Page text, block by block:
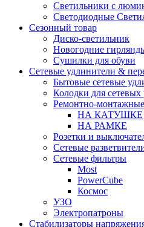
Светильники с
Светодиодные
Сезонный товар
Диско-светильник
Новогодние
Сушилки для обуви
Сетевые удлинители &
Бытовые сетевые
Колодки для сетевых
Ремонтно-монтажные
НА КАТУШКЕ
НА РАМКЕ
Розетки и
Сетевые
Сетевые фильтры
Most
PowerCube
Космос
УЗО
Электропатроны
Стабилизаторы